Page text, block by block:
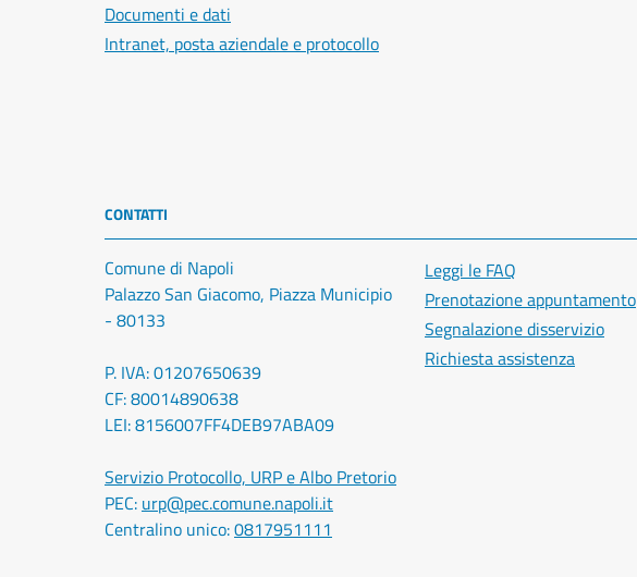
Documenti e dati
Intranet, posta aziendale e protocollo
CONTATTI
Comune di Napoli
Palazzo San Giacomo, Piazza Municipio
- 80133
P. IVA: 01207650639
CF: 80014890638
LEI: 8156007FF4DEB97ABA09
Servizio Protocollo, URP e Albo Pretorio
PEC: urp@pec.comune.napoli.it
Centralino unico:0817951111
Leggi le FAQ
Prenotazione appuntamento
Segnalazione disservizio
Richiesta assistenza